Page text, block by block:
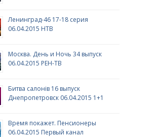
Ленинград-46 17-18 серия
06.04.2015 НТВ
Москва. День и Ночь 34 выпуск
06.04.2015 РЕН-ТВ
Битва салонів 16 выпуск
Днепропетровск 06.04.2015 1+1
Время покажет. Пенсионеры
06.04.2015 Первый канал